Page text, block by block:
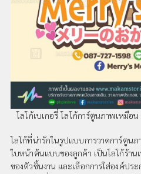
โลโก้เบเกอรี่ โลโก้การ์ตูนภาพเหมื
โลโก้ที่น่ารักในรูปแบบการวาดการ์ตูนภ
ใบหน้าต้นแบบของลูกค้า เป็นโลโก้ร้าน
ของตัวชิ้นงาน และเลือกการใส่องค์ปร